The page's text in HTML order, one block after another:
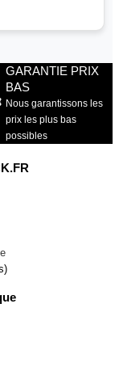
GARANTIE PRIX
BAS
Nous garantissons les
prix les plus bas
possibles